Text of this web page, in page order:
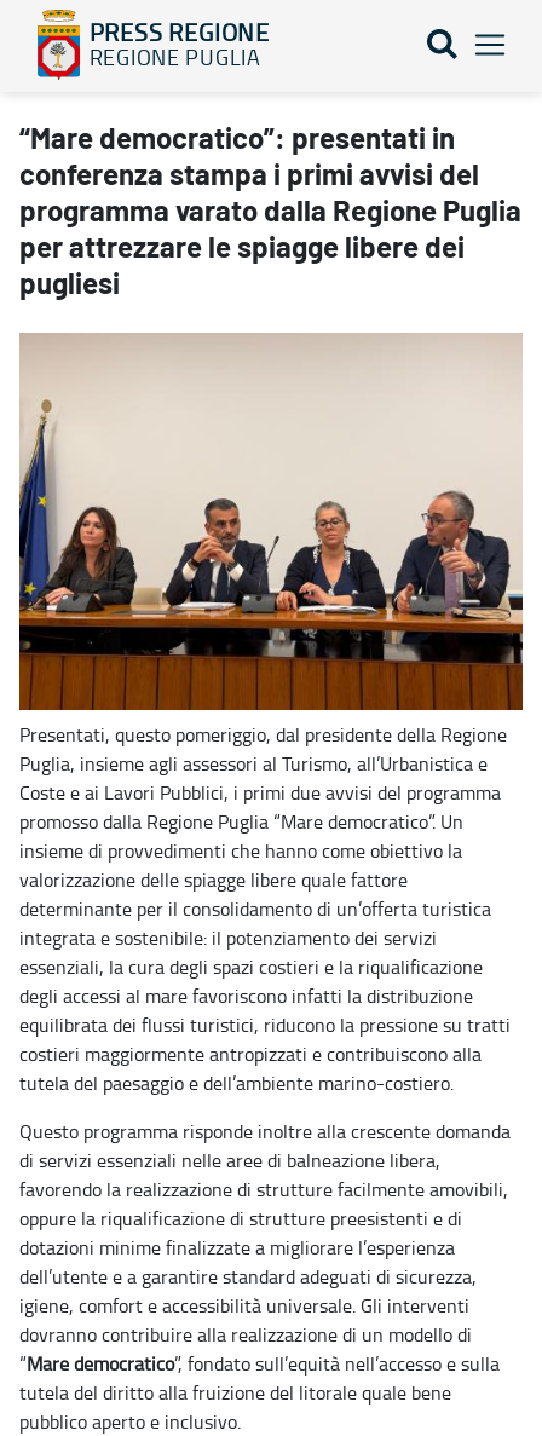
PRESS REGIONE
REGIONE PUGLIA
“Mare democratico”: presentati in conferenza stampa i primi
“Mare democratico”: presentati in
conferenza stampa i primi avvisi del
programma varato dalla Regione Puglia
per attrezzare le spiagge libere dei
pugliesi
Presentati, questo pomeriggio, dal presidente della Regione
Puglia, insieme agli assessori al Turismo, all’Urbanistica e
Coste e ai Lavori Pubblici, i primi due avvisi del programma
promosso dalla Regione Puglia “Mare democratico”. Un
insieme di provvedimenti che hanno come obiettivo la
valorizzazione delle spiagge libere quale fattore
determinante per il consolidamento di un’offerta turistica
integrata e sostenibile: il potenziamento dei servizi
essenziali, la cura degli spazi costieri e la riqualificazione
degli accessi al mare favoriscono infatti la distribuzione
equilibrata dei flussi turistici, riducono la pressione su tratti
costieri maggiormente antropizzati e contribuiscono alla
tutela del paesaggio e dell’ambiente marino-costiero.
Questo programma risponde inoltre alla crescente domanda
di servizi essenziali nelle aree di balneazione libera,
favorendo la realizzazione di strutture facilmente amovibili,
oppure la riqualificazione di strutture preesistenti e di
dotazioni minime finalizzate a migliorare l’esperienza
dell’utente e a garantire standard adeguati di sicurezza,
igiene, comfort e accessibilità universale. Gli interventi
dovranno contribuire alla realizzazione di un modello di
“Mare democratico”, fondato sull’equità nell’accesso e sulla
tutela del diritto alla fruizione del litorale quale bene
pubblico aperto e inclusivo.